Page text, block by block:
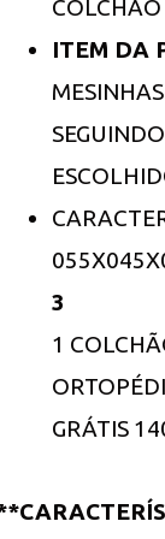
ITEM DA
3
1
GRÁTIS